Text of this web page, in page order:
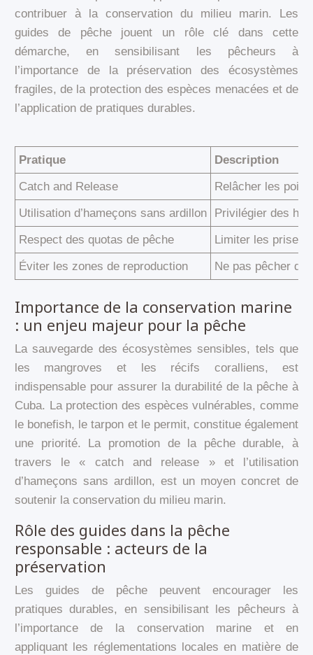
contribuer à la conservation du milieu marin. Les
guides de pêche jouent un rôle clé dans cette
démarche, en sensibilisant les pêcheurs à
l’importance de la préservation des écosystèmes
fragiles, de la protection des espèces menacées et de
l’application de pratiques durables.
Pratique
Description
Catch and Release
Relâcher les
Utilisation d’hameçons sans ardillon
Privilégier des
Respect des quotas de pêche
Limiter les prises
Éviter les zones de reproduction
Ne pas pêcher
Importance de la conservation marine
: un enjeu majeur pour la pêche
La sauvegarde des écosystèmes sensibles, tels que
les mangroves et les récifs coralliens, est
indispensable pour assurer la durabilité de la pêche à
Cuba. La protection des espèces vulnérables, comme
le bonefish, le tarpon et le permit, constitue également
une priorité. La promotion de la pêche durable, à
travers le « catch and release » et l’utilisation
d’hameçons sans ardillon, est un moyen concret de
soutenir la conservation du milieu marin.
Rôle des guides dans la pêche
responsable : acteurs de la
préservation
Les guides de pêche peuvent encourager les
pratiques durables, en sensibilisant les pêcheurs à
l’importance de la conservation marine et en
appliquant les réglementations locales en matière de